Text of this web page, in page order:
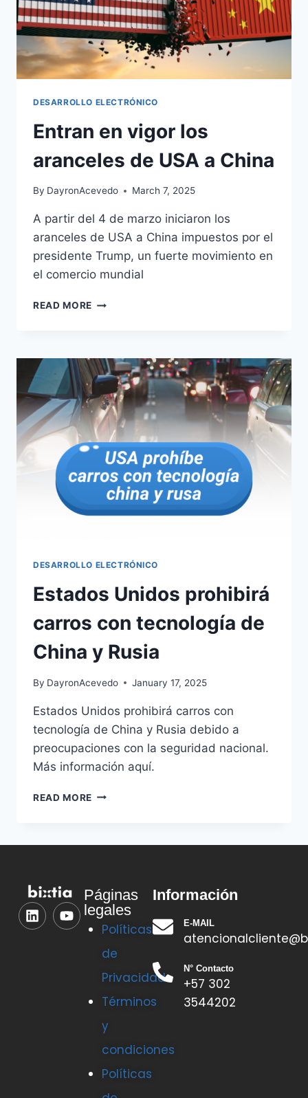
DESARROLLO ELECTRÓNICO
Entran en vigor los
aranceles de USA a China
By DayronAcevedo March 7, 2025
A partir del 4 de marzo iniciaron los
aranceles de USA a China impuestos por el
presidente Trump, un fuerte movimiento en
el comercio mundial
READ MORE
DESARROLLO ELECTRÓNICO
Estados Unidos prohibirá
carros con tecnología de
China y Rusia
By DayronAcevedo January 17, 2025
Estados Unidos prohibirá carros con
tecnología de China y Rusia debido a
preocupaciones con la seguridad nacional.
Más información aquí.
READ MORE
Páginas
legales
Políticas
de
Privacidad
Términos
y
condiciones
Políticas
Información
E-MAIL
N° Contacto
+57 302
3544202